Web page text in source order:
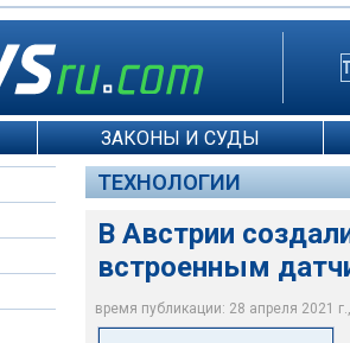
ЗАКОНЫ И СУДЫ
ТЕХНОЛОГИИ
В Австрии
встроенным
время публикации: 28 апреля 2021
Tubolito / YouTube